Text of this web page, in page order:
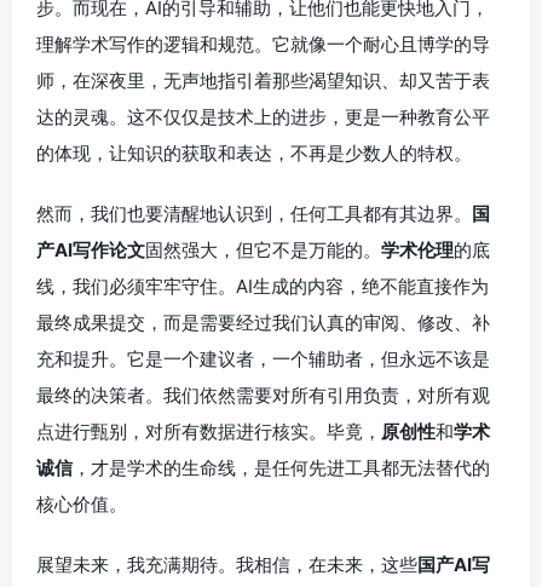
步。而现在，AI的引导和辅助，让他们也能更快地入门，
理解学术写作的逻辑和规范。它就像一个耐心且博学的导
师，在深夜里，无声地指引着那些渴望知识、却又苦于表
达的灵魂。这不仅仅是技术上的进步，更是一种教育公平
的体现，让知识的获取和表达，不再是少数人的特权。
然而，我们也要清醒地认识到，任何工具都有其边界。 国
产AI写作论文固然强大，但它不是万能的。 学术伦理的底
线，我们必须牢牢守住。AI生成的内容，绝不能直接作为
最终成果提交，而是需要经过我们认真的审阅、修改、补
充和提升。它是一个建议者，一个辅助者，但永远不该是
最终的决策者。我们依然需要对所有引用负责，对所有观
点进行甄别，对所有数据进行核实。毕竟， 原创性和学术
诚信，才是学术的生命线，是任何先进工具都无法替代的
核心价值。
展望未来，我充满期待。我相信，在未来，这些国产AI写